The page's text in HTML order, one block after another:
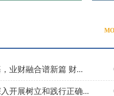
业财融合谱新篇 财...
开展树立和践行正确...